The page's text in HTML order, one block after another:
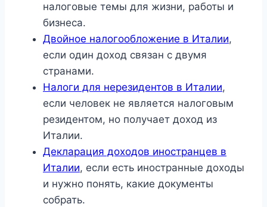
налоговые темы для жизни, работы и
бизнеса.
Двойное налогообложение в Италии,
если один доход связан с двумя
странами.
Налоги для нерезидентов в Италии,
если человек не является налоговым
резидентом, но получает доход из
Италии.
Декларация доходов иностранцев в
Италии, если есть иностранные доходы
и нужно понять, какие документы
собрать.